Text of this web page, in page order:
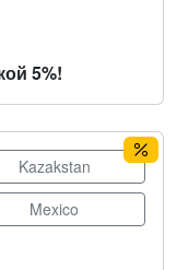
5%!
Kazakstan
Mexico